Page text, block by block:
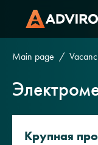
Main page
Крупная